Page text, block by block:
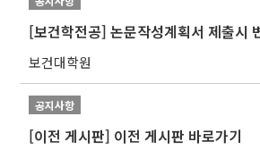
[보건학전공] 논문작성계획서 제출시
보건대학원
공지사항
[이전 게시판] 이전 게시판 바로가기